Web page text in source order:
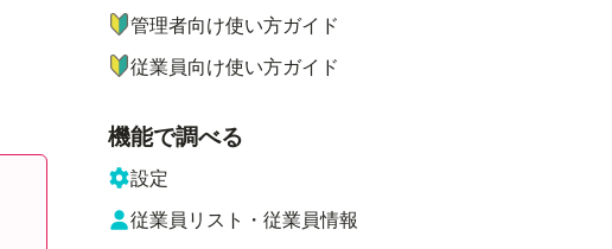
管理者向け使い方ガイド
従業員向け使い方ガイド
機能で調べる
設定
従業員リスト・従業員情報